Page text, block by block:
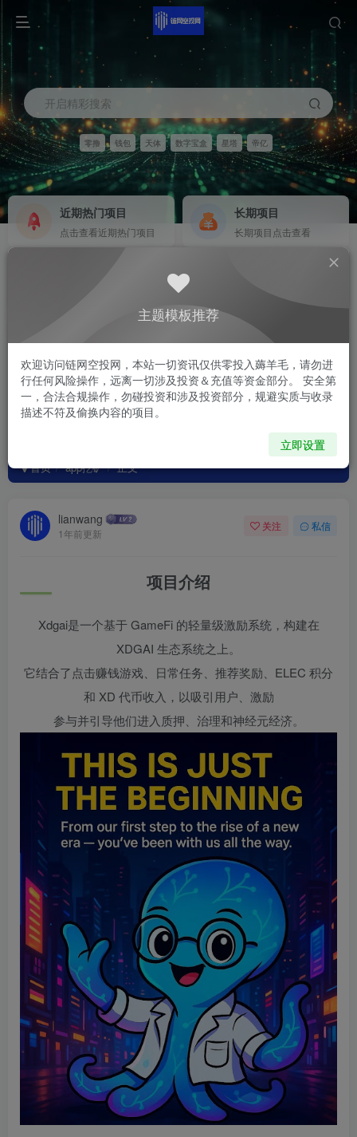
开启精彩搜索
零撸 钱包 天体 数字宝盒 星塔 帝亿
近期热门项目
点击查看近期热门项目
长期项目
长期项目点击查看
首页 app挖矿 正文
lianwang
1年前更新
关注 私信
项目介绍
Xdgai是一个基于 GameFi 的轻量级激励系统，构建在
XDGAI 生态系统之上。
它结合了点击赚钱游戏、日常任务、推荐奖励、ELEC 积分
和 XD 代币收入，以吸引用户、激励
参与并引导他们进入质押、治理和神经元经济。
主题模板推荐
欢迎访问链网空投网，本站一切资讯仅供零投入薅羊毛，请勿进
行任何风险操作，远离一切涉及投资＆充值等资金部分。 安全第
一，合法合规操作，勿碰投资和涉及投资部分，规避实质与收录
描述不符及偷换内容的项目。
立即设置